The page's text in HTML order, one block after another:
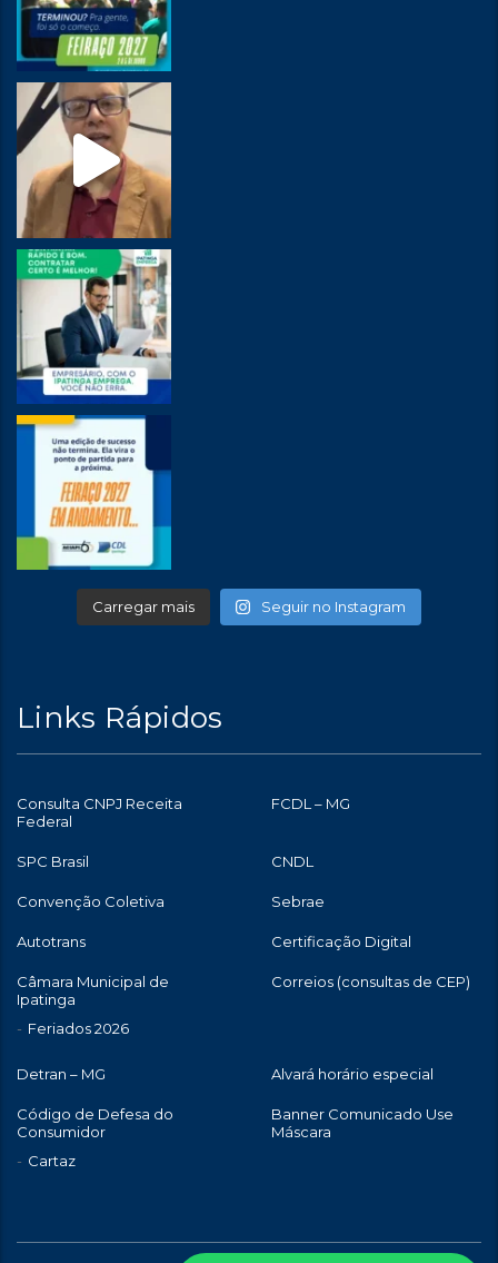
Carregar mais Seguir no Instagram
Links Rápidos
Consulta CNPJ Receita
Federal
FCDL – MG
SPC Brasil CNDL
Convenção Coletiva Sebrae
Autotrans Certificação Digital
Câmara Municipal de
Ipatinga
Feriados 2026
Correios (consultas de CEP)
Detran – MG Alvará horário especial
Código de Defesa do
Consumidor
Cartaz
Banner Comunicado Use
Máscara